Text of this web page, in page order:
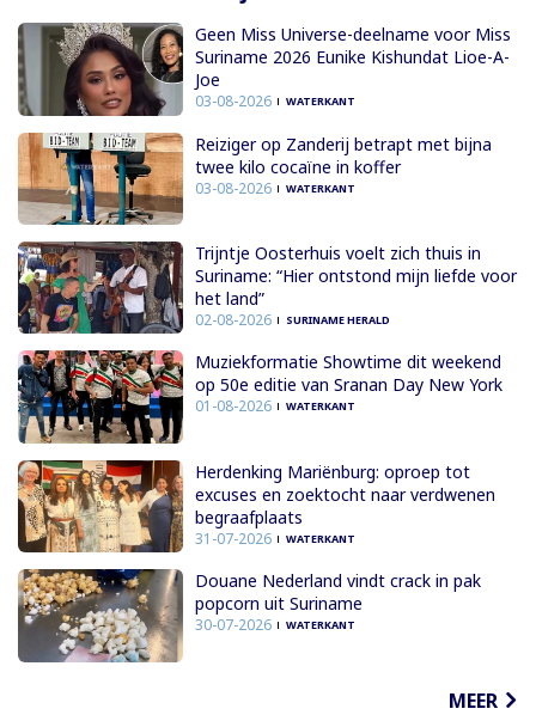
Geen Miss Universe-deelname voor Miss
Suriname 2026 Eunike Kishundat Lioe-A-
Joe
03-08-2026 WATERKANT
Reiziger op Zanderij betrapt met bijna
twee kilo cocaïne in koffer
03-08-2026 WATERKANT
Trijntje Oosterhuis voelt zich thuis in
Suriname: “Hier ontstond mijn liefde voor
het land”
02-08-2026 SURINAME HERALD
Muziekformatie Showtime dit weekend
op 50e editie van Sranan Day New York
01-08-2026 WATERKANT
Herdenking Mariënburg: oproep tot
excuses en zoektocht naar verdwenen
begraafplaats
31-07-2026 WATERKANT
Douane Nederland vindt crack in pak
popcorn uit Suriname
30-07-2026 WATERKANT
MEER